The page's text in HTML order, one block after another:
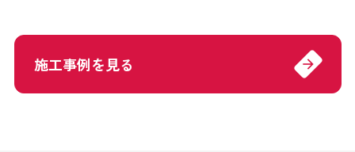
施工事例を見る arrow_forward